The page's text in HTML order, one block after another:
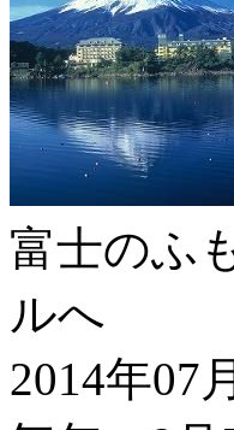
富士のふ
ルへ
2014年